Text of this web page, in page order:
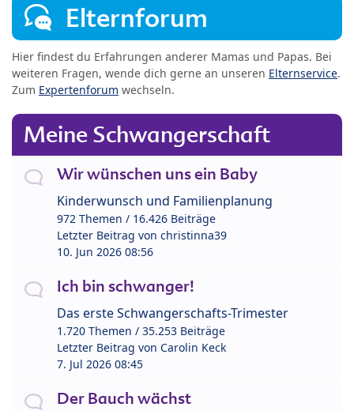
Elternforum
Hier findest du Erfahrungen anderer Mamas und Papas. Bei
weiteren Fragen, wende dich gerne an unseren Elternservice.
Zum Expertenforum wechseln.
Meine Schwangerschaft
Wir wünschen uns ein Baby
Kinderwunsch und Familienplanung
972 Themen / 16.426 Beiträge
Letzter Beitrag von christinna39
10. Jun 2026 08:56
Ich bin schwanger!
Das erste Schwangerschafts-Trimester
1.720 Themen / 35.253 Beiträge
Letzter Beitrag von Carolin Keck
7. Jul 2026 08:45
Der Bauch wächst